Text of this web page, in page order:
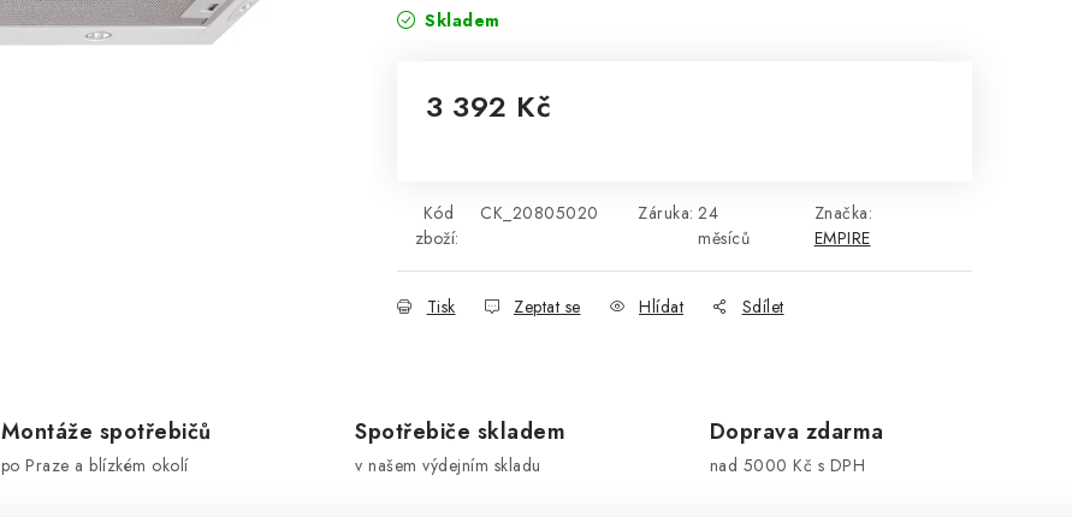
Skladem
3 392 Kč
Kód
zboží:
CK_20805020 Záruka: 24
měsíců
Značka:
EMPIRE
Tisk Zeptat se Hlídat Sdílet
Montáže spotřebičů
po Praze a blízkém okolí
Spotřebiče skladem
v našem výdejním skladu
Doprava zdarma
nad 5000 Kč s DPH